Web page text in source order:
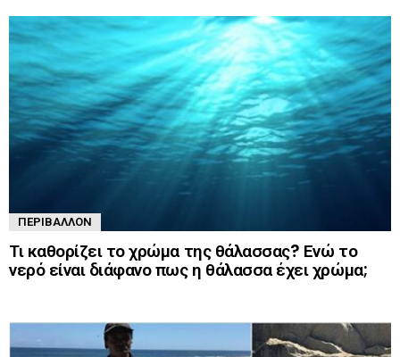
ΠΕΡΙΒΆΛΛΟΝ
Τι καθορίζει το χρώμα της θάλασσας? Ενώ το
νερό είναι διάφανο πως η θάλασσα έχει χρώμα;